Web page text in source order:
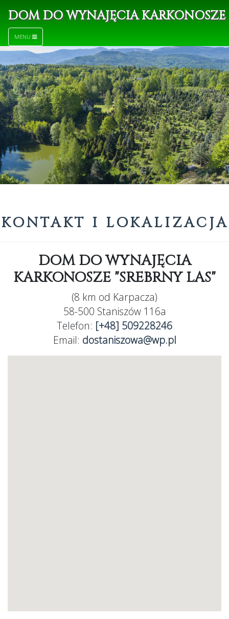
DOM DO WYNAJĘCIA KARKONOSZE
MENU
KONTAKT I LOKALIZACJA
DOM DO WYNAJĘCIA
KARKONOSZE "SREBRNY LAS"
(8 km od Karpacza)
58-500 Staniszów 116a
Telefon: [+48] 509228246
Email: dostaniszowa@wp.pl